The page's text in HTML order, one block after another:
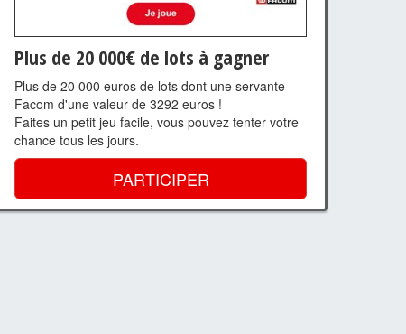
Plus de 20 000€ de lots à gagner
Plus de 20 000 euros de lots dont une servante
Facom d'une valeur de 3292 euros !
Faites un petit jeu facile, vous pouvez tenter votre
chance tous les jours.
PARTICIPER